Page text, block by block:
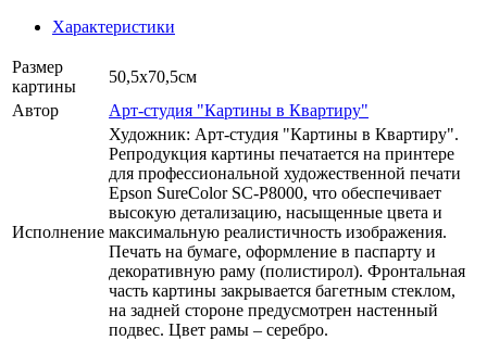
Характеристики
Размер
картины
50,5х70,5см
Автор
Арт-студия "Картины в Квартиру"
Исполнение
Художник: Арт-студия "Картины в Квартиру".
Репродукция картины печатается на принтере
для профессиональной художественной печати
Epson SureColor SC-P8000, что обеспечивает
высокую детализацию, насыщенные цвета и
максимальную реалистичность изображения.
Печать на бумаге, оформление в паспарту и
декоративную раму (полистирол). Фронтальная
часть картины закрывается багетным стеклом,
на задней стороне предусмотрен настенный
подвес. Цвет рамы – серебро.